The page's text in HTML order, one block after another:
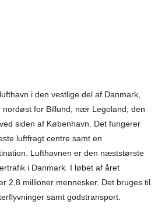
i den vestlige del af Danmark,
nordøst for Billund, nær Legoland, den
siden af København. Det fungerer
luftfragt centre samt en
Lufthavnen er den næststørste
i Danmark. I løbet af året
2,8 millioner mennesker. Det bruges til
samt godstransport.